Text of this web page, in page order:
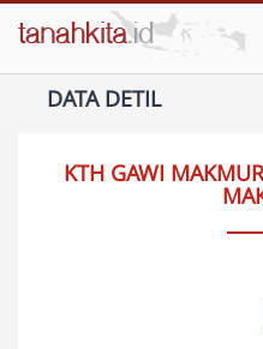
DATA DETIL
KTH GAWI